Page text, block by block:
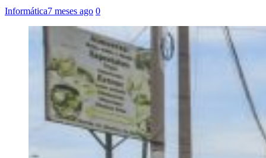
Informática7 meses ago 0